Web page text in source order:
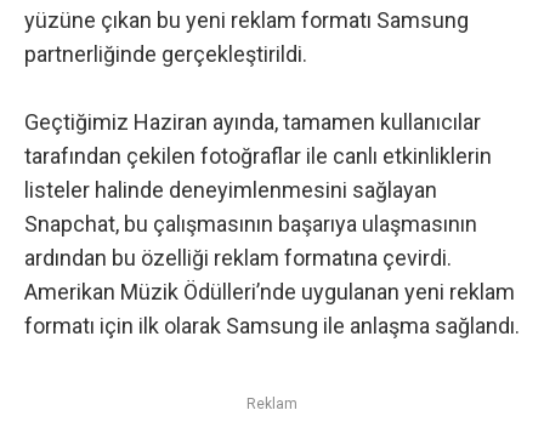
yüzüne çıkan bu yeni reklam formatı Samsung
partnerliğinde gerçekleştirildi.
Geçtiğimiz Haziran ayında, tamamen kullanıcılar
tarafından çekilen fotoğraflar ile canlı etkinliklerin
listeler halinde deneyimlenmesini sağlayan
Snapchat, bu çalışmasının başarıya ulaşmasının
ardından bu özelliği reklam formatına çevirdi.
Amerikan Müzik Ödülleri’nde uygulanan yeni reklam
formatı için ilk olarak Samsung ile anlaşma sağlandı.
Reklam